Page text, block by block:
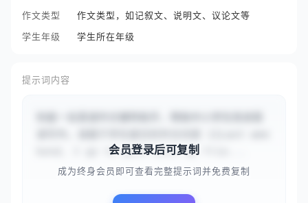
作文类型
作文类型，如记叙文、说明文、议论文等
学生年级
学生所在年级
提示词内容
kend, I go to park with my frie...
会员登录后可复制
成为终身会员即可查看完整提示词并免费复制